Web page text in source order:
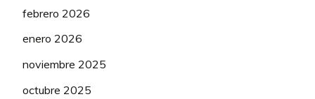
febrero 2026
enero 2026
noviembre 2025
octubre 2025